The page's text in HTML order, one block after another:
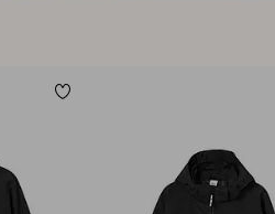
Lägg till i favoriter
146/152 158/164